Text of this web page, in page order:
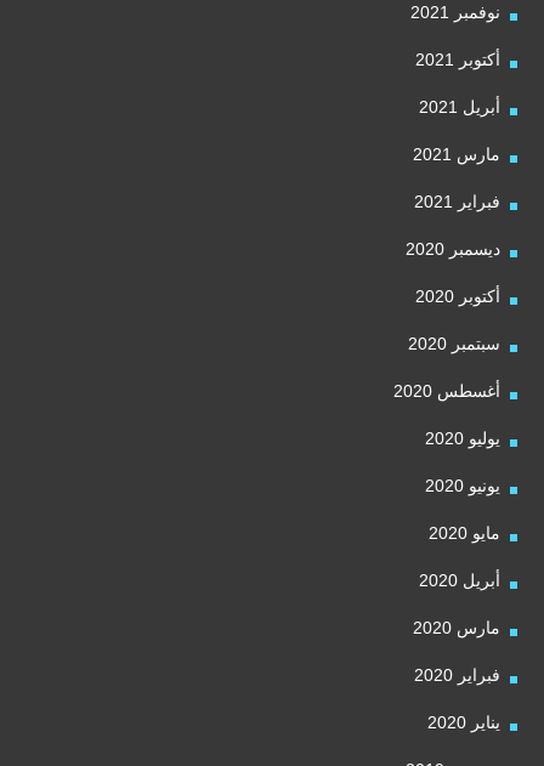
نوفمبر 2021
أكتوبر 2021
أبريل 2021
مارس 2021
فبراير 2021
ديسمبر 2020
أكتوبر 2020
سبتمبر 2020
أغسطس 2020
يوليو 2020
يونيو 2020
مايو 2020
أبريل 2020
مارس 2020
فبراير 2020
يناير 2020